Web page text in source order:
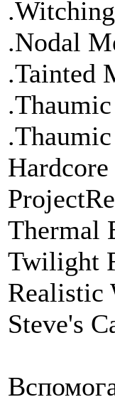
.Nodal
.Tainted
.Thaumic
Thermal
Twilight
Realistic
Steve's